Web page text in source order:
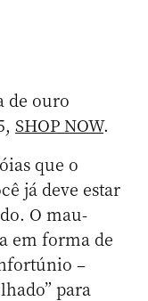
de ouro
SHOP NOW.
que o
já deve estar
O mau-
em forma de
–
para